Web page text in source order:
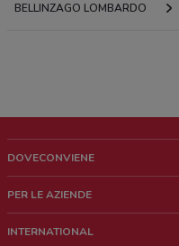
BELLINZAGO LOMBARDO
DOVECONVIENE
Chi siamo
PER LE AZIENDE
INTERNATIONAL